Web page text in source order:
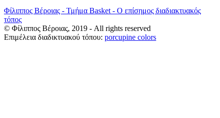
Φίλιππος Βέροιας - Τμήμα Basket - Ο επίσημος διαδιακτυακός
τόπος
© Φίλιππος Βέροιας, 2019 - All rights reserved
Επιμέλεια διαδικτυακού τόπου: porcupine colors